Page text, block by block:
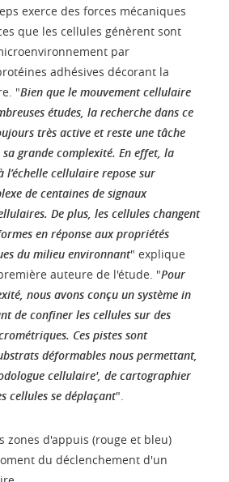
exerce des forces mécaniques
que les cellules génèrent sont
par
adhésives décorant la
"Bien que le mouvement cellulaire
études, la recherche dans ce
très active et reste une tâche
grande complexité. En effet, la
l’échelle cellulaire repose sur
de centaines de signaux
De plus, les cellules changent
en réponse aux propriétés
du milieu environnant" explique
auteure de l'étude. "Pour
nous avons conçu un système in
de confiner les cellules sur des
Ces pistes sont
déformables nous permettant,
cellulaire', de cartographier
cellules se déplaçant".